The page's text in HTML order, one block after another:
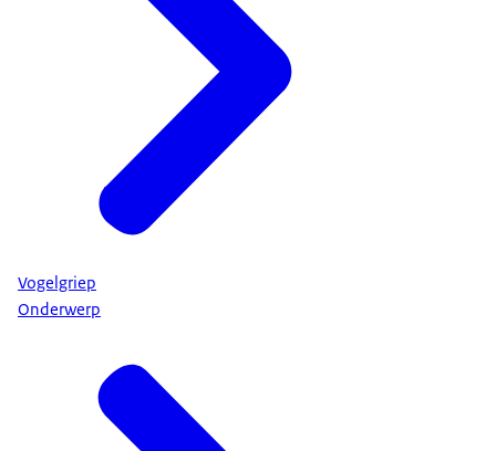
Vogelgriep
Onderwerp